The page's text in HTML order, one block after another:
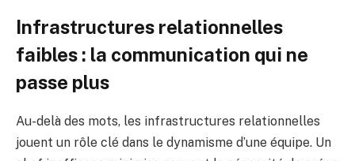
Infrastructures relationnelles
faibles : la communication qui ne
passe plus
Au-delà des mots, les infrastructures relationnelles
jouent un rôle clé dans le dynamisme d’une équipe. Un